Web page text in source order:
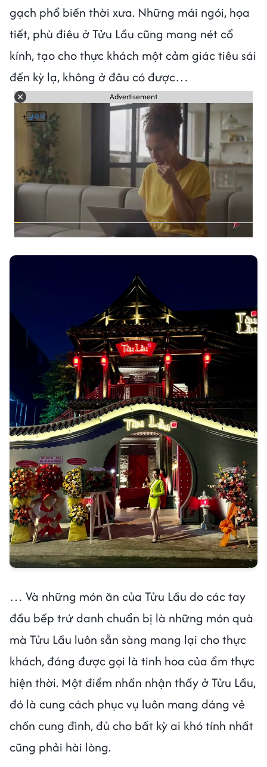
gạch phổ biến thời xưa. Những mái ngói, họa
tiết, phù điêu ở Tửu Lầu cũng mang nét cổ
kính, tạo cho thực khách một cảm giác tiêu sái
đến kỳ lạ, không ở đâu có được…
Advertisement
… Và những món ăn của Tửu Lầu do các tay
đầu bếp trứ danh chuẩn bị là những món quà
mà Tửu Lầu luôn sẵn sàng mang lại cho thực
khách, đáng được gọi là tinh hoa của ẩm thực
hiện thời. Một điểm nhấn nhận thấy ở Tửu Lầu,
đó là cung cách phục vụ luôn mang dáng vẻ
chốn cung đình, đủ cho bất kỳ ai khó tính nhất
cũng phải hài lòng.